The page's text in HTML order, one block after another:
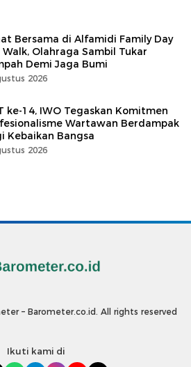
Bersama di Alfamidi Family Day
Walk, Olahraga Sambil Tukar
Demi Jaga Bumi
2026
ke-14, IWO Tegaskan Komitmen
Wartawan Berdampak
Kebaikan Bangsa
2026
– Barometer.co.id. All rights reserved
Ikuti kami di